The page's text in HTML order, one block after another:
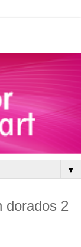
▼
dorados 2